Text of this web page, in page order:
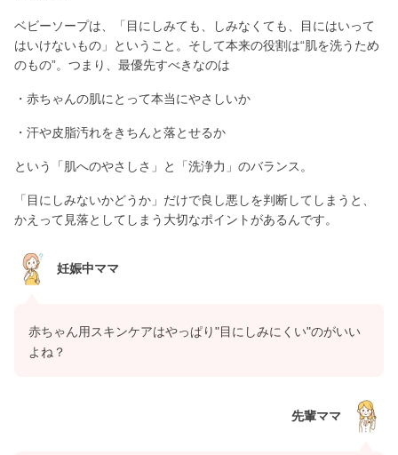
ベビーソープは、「目にしみても、しみなくても、目にはいって
はいけないもの」ということ。そして本来の役割は“肌を洗うため
のもの”。つまり、最優先すべきなのは
・赤ちゃんの肌にとって本当にやさしいか
・汗や皮脂汚れをきちんと落とせるか
という「肌へのやさしさ」と「洗浄力」のバランス。
「目にしみないかどうか」だけで良し悪しを判断してしまうと、
かえって見落としてしまう大切なポイントがあるんです。
妊娠中ママ
赤ちゃん用スキンケアはやっぱり"目にしみにくい"のがいい
よね？
先輩ママ